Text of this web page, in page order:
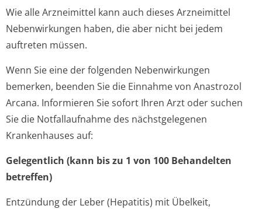
Wie alle Arzneimittel kann auch dieses Arzneimittel
Nebenwirkungen haben, die aber nicht bei jedem
auftreten müssen.
Wenn Sie eine der folgenden Nebenwirkungen
bemerken, beenden Sie die Einnahme von Anastrozol
Arcana. Informieren Sie sofort Ihren Arzt oder suchen
Sie die Notfallaufnahme des nächstgelegenen
Krankenhauses auf:
Gelegentlich (kann bis zu 1 von 100 Behandelten
betreffen)
Entzündung der Leber (Hepatitis) mit Übelkeit,